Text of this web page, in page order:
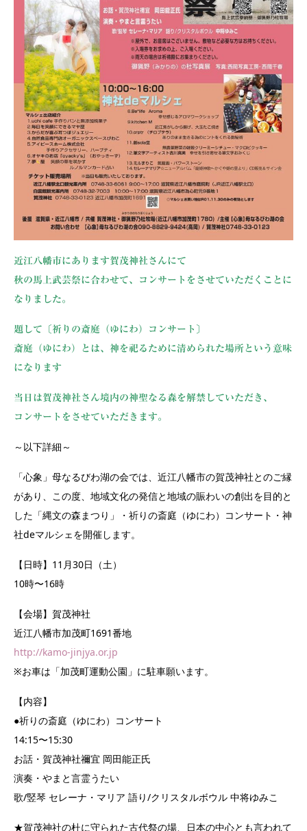
近江八幡市にあります賀茂神社さんにて
秋の馬上武芸祭に合わせて、コンサートをさせていただくことに
なりました。
題して〔祈りの斎庭（ゆにわ）コンサート〕
斎庭（ゆにわ）とは、神を祀るために清められた場所という意味
になります
当日は賀茂神社さん境内の神聖なる森を解禁していただき、
コンサートをさせていただきます。
～以下詳細～
「心象」母なるびわ湖の会では、近江八幡市の賀茂神社とのご縁
があり、この度、地域文化の発信と地域の賑わいの創出を目的と
した「縄文の森まつり」・祈りの斎庭（ゆにわ）コンサート・神
社deマルシェを開催します。
【日時】11月30日（土）
10時〜16時
【会場】賀茂神社
近江八幡市加茂町1691番地
http://kamo-jinjya.or.jp
※お車は「加茂町運動公園」に駐車願います。
【内容】
●祈りの斎庭（ゆにわ）コンサート
14:15〜15:30
お話・賀茂神社禰宜 岡田能正氏
演奏・やまと言霊うたい
歌/竪琴 セレーナ・マリア 語り/クリスタルボウル 中将ゆみこ
★賀茂神社の杜に守られた古代祭の場、日本の中心とも言われて